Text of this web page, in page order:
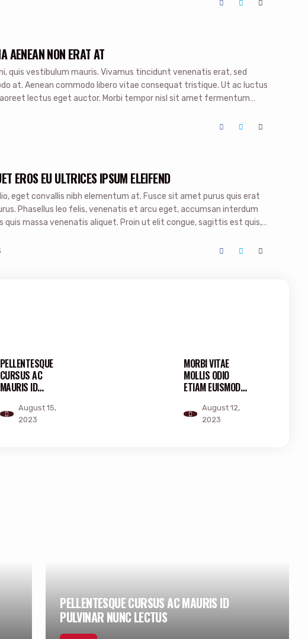
AENEAN NON ERAT AT
quis vestibulum mauris. Vivamus tincidunt venenatis erat, sed
at. Aenean commodo libero vitae consequat tristique. Ut ac luctus
lectus eget auctor. Morbi tempor nisl sit amet fermentum
hendrerit. Donec […]
EROS EU ULTRICES IPSUM ELEIFEND
eget convallis nibh elementum at. Fusce sit amet purus quis erat
Phasellus leo felis, venenatis et arcu eget, accumsan interdum
quis massa venenatis aliquet. Proin ut elit congue, sagittis est quis,
PELLENTESQUE
CURSUS AC
MAURIS ID
LECTUSAugust 15,
2023
MORBI VITAE
MOLLIS ODIO
ETIAM EUISMOD
August 12,
2023
PELLENTESQUE CURSUS AC MAURIS ID
PULVINAR NUNC LECTUS